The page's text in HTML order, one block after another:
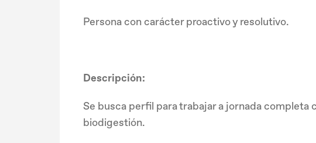
Persona con carácter proactivo y resolutivo.
Descripción:
Se busca perfil para trabajar a jornada completa
biodigestión.